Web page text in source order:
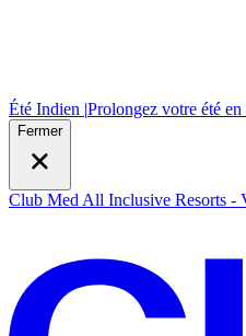
Été Indien |Prolongez votre été en
Fermer
Club Med All Inclusive Resorts -